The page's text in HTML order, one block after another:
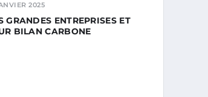
2025
GRANDES ENTREPRISES ET
BILAN CARBONE